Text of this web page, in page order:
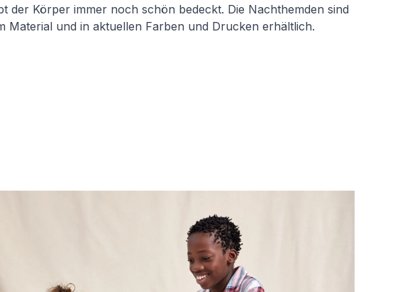
der Körper immer noch schön bedeckt. Die Nachthemden sind
Material und in aktuellen Farben und Drucken erhältlich.